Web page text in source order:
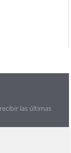
las últimas